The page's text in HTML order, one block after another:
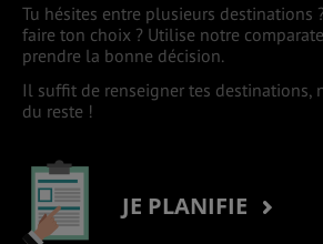
Tu hésites entre plusieurs destinations
faire ton choix ? Utilise notre
prendre la bonne décision.
Il suffit de renseigner tes destinations,
du reste !
JE PLANIFIE